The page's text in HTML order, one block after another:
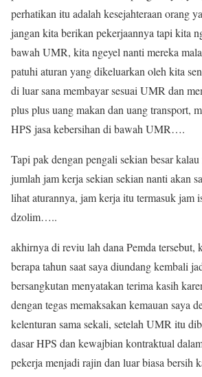
perhatikan itu adalah kesejahteraan orang
jangan kita berikan pekerjaannya tapi kita
bawah UMR, kita ngeyel nanti mereka
patuhi aturan yang dikeluarkan oleh kita
di luar sana membayar sesuai UMR dan
plus plus uang makan dan uang transport,
HPS jasa kebersihan di bawah UMR….
Tapi pak dengan pengali sekian besar
jumlah jam kerja sekian sekian nanti
lihat aturannya, jam kerja itu termasuk jam
dzolim…..
akhirnya di reviu lah dana Pemda tersebut,
berapa tahun saat saya diundang kembali
bersangkutan menyatakan terima kasih
dengan tegas memaksakan kemauan saya
kelenturan sama sekali, setelah UMR itu
dasar HPS dan kewajbian kontraktual
pekerja menjadi rajin dan luar biasa bersih